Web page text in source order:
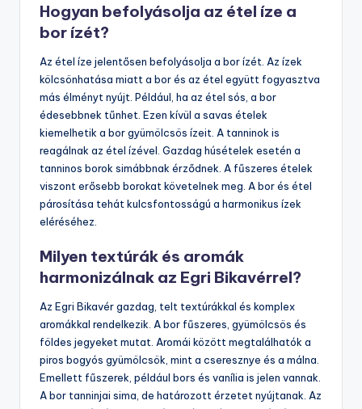
Hogyan befolyásolja az étel íze a
bor ízét?
Az étel íze jelentősen befolyásolja a bor ízét. Az ízek
kölcsönhatása miatt a bor és az étel együtt fogyasztva
más élményt nyújt. Például, ha az étel sós, a bor
édesebbnek tűnhet. Ezen kívül a savas ételek
kiemelhetik a bor gyümölcsös ízeit. A tanninok is
reagálnak az étel ízével. Gazdag húsételek esetén a
tanninos borok simábbnak érződnek. A fűszeres ételek
viszont erősebb borokat követelnek meg. A bor és étel
párosítása tehát kulcsfontosságú a harmonikus ízek
eléréséhez.
Milyen textúrák és aromák
harmonizálnak az Egri Bikavérrel?
Az Egri Bikavér gazdag, telt textúrákkal és komplex
aromákkal rendelkezik. A bor fűszeres, gyümölcsös és
földes jegyeket mutat. Aromái között megtalálhatók a
piros bogyós gyümölcsök, mint a cseresznye és a málna.
Emellett fűszerek, például bors és vanília is jelen vannak.
A bor tanninjai sima, de határozott érzetet nyújtanak. Az